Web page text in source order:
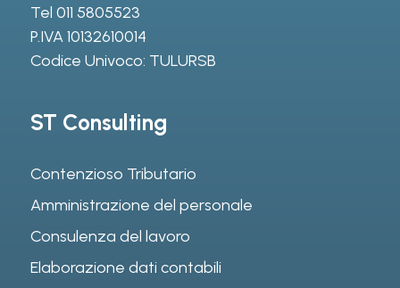
Tel 011 5805523
P.IVA 10132610014
Codice Univoco: TULURSB
ST Consulting
Contenzioso Tributario
Amministrazione del personale
Consulenza del lavoro
Elaborazione dati contabili